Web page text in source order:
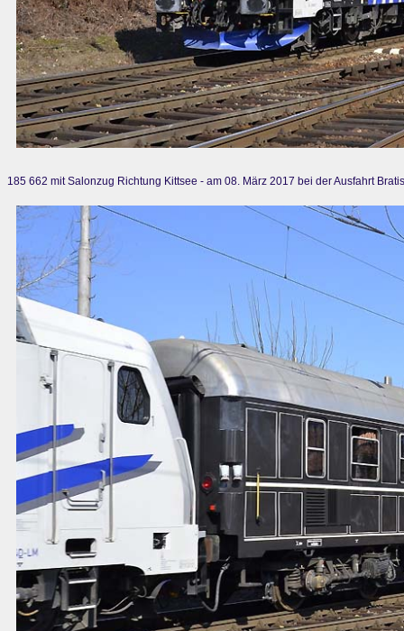
185 662 mit Salonzug Richtung Kittsee - am 08. März 2017 bei der Ausfahrt